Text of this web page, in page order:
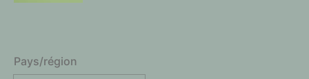
Pays/région